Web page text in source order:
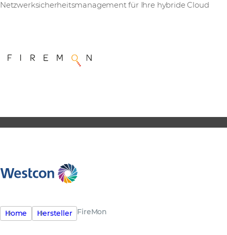
Netzwerksicherheitsmanagement für Ihre hybride Cloud
Home Hersteller FireMon